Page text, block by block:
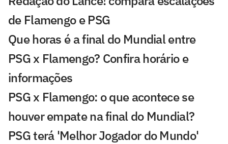
de Flamengo e PSG
Que horas é a final do Mundial entre
PSG x Flamengo? Confira horário e
informações
PSG x Flamengo: o que acontece se
houver empate na final do Mundial?
PSG terá 'Melhor Jogador do Mundo'